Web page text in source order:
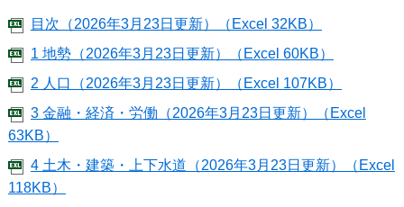
目次（2026年3月23日更新）（Excel 32KB）
1 地勢（2026年3月23日更新）（Excel 60KB）
2 人口（2026年3月23日更新）（Excel 107KB）
3 金融・経済・労働（2026年3月23日更新）（Excel
63KB）
4 土木・建築・上下水道（2026年3月23日更新）（Excel
118KB）